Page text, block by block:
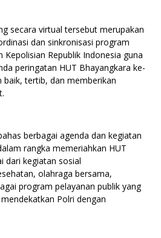
secara virtual tersebut merupakan
dan sinkronisasi program
Kepolisian Republik Indonesia guna
peringatan HUT Bhayangkara ke-
baik, tertib, dan memberikan
berbagai agenda dan kegiatan
rangka memeriahkan HUT
dari kegiatan sosial
olahraga bersama,
program pelayanan publik yang
Polri dengan